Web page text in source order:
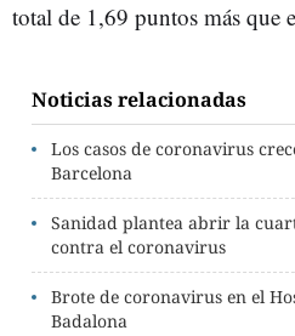
total de 1,69 puntos más que
Noticias relacionadas
Los casos de coronavirus
Barcelona
Sanidad plantea abrir la
contra el coronavirus
Brote de coronavirus en el
Badalona